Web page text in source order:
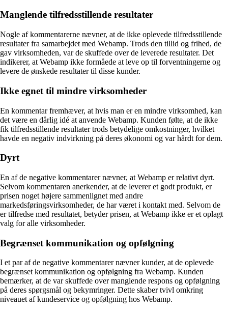
Manglende tilfredsstillende resultater
Nogle af kommentarerne nævner, at de ikke oplevede tilfredsstillende
resultater fra samarbejdet med Webamp. Trods den tillid og frihed, de
gav virksomheden, var de skuffede over de leverede resultater. Det
indikerer, at Webamp ikke formåede at leve op til forventningerne og
levere de ønskede resultater til disse kunder.
Ikke egnet til mindre virksomheder
En kommentar fremhæver, at hvis man er en mindre virksomhed, kan
det være en dårlig idé at anvende Webamp. Kunden følte, at de ikke
fik tilfredsstillende resultater trods betydelige omkostninger, hvilket
havde en negativ indvirkning på deres økonomi og var hårdt for dem.
Dyrt
En af de negative kommentarer nævner, at Webamp er relativt dyrt.
Selvom kommentaren anerkender, at de leverer et godt produkt, er
prisen noget højere sammenlignet med andre
markedsføringsvirksomheder, de har været i kontakt med. Selvom de
er tilfredse med resultatet, betyder prisen, at Webamp ikke er et oplagt
valg for alle virksomheder.
Begrænset kommunikation og opfølgning
I et par af de negative kommentarer nævner kunder, at de oplevede
begrænset kommunikation og opfølgning fra Webamp. Kunden
bemærker, at de var skuffede over manglende respons og opfølgning
på deres spørgsmål og bekymringer. Dette skaber tvivl omkring
niveauet af kundeservice og opfølgning hos Webamp.